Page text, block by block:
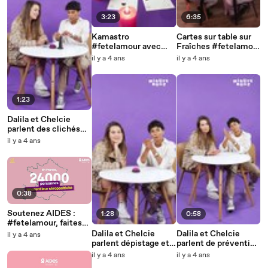
1:23
Dalila et Chelcie
parlent des clichés
sur le VIH et
AIDES
il y a 4 ans
0:38
Soutenez AIDES :
#fetelamour, faites
un don !
il y a 4 ans
3:23
Kamastro
#fetelamour avec
AIDES et Regards
Taureau, Gémeaux et
il y a 4 ans
1:28
Dalila et Chelcie
parlent dépistage et
#fetelamour avec
il y a 4 ans
6:35
Cartes sur table sur
Fraîches #fetelamour
avec AIDES
il y a 4 ans
0:58
Dalila et Chelcie
parlent de prévention
#fetelamour avec
il y a 4 ans